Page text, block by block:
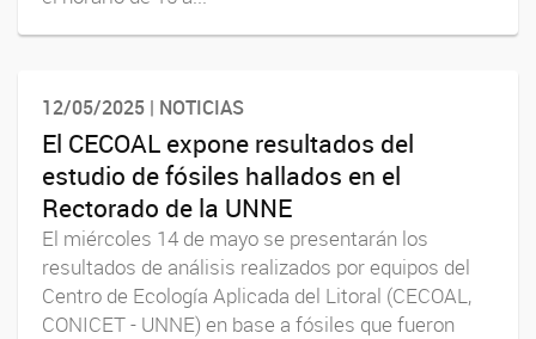
12/05/2025 | NOTICIAS
El CECOAL expone resultados del
estudio de fósiles hallados en el
Rectorado de la UNNE
El miércoles 14 de mayo se presentarán los
resultados de análisis realizados por equipos del
Centro de Ecología Aplicada del Litoral (CECOAL,
CONICET - UNNE) en base a fósiles que fueron